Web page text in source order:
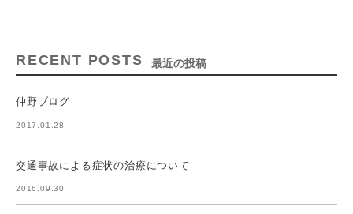
RECENT POSTS 最近の投稿
仲野ブログ
2017.01.28
交通事故による症状の治療について
2016.09.30